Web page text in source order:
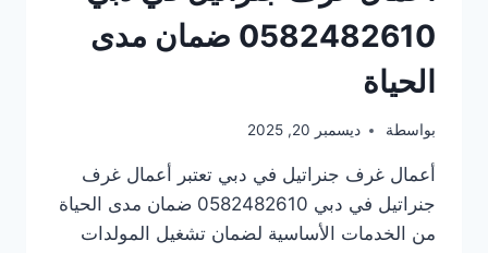
0582482610 ضمان مدى
الحياة
بواسطة ديسمبر 20, 2025
أعمال غرف جنراتيل في دبي تعتبر أعمال غرف
جنراتيل في دبي 0582482610 ضمان مدى الحياة
من الخدمات الأساسية لضمان تشغيل المولدات